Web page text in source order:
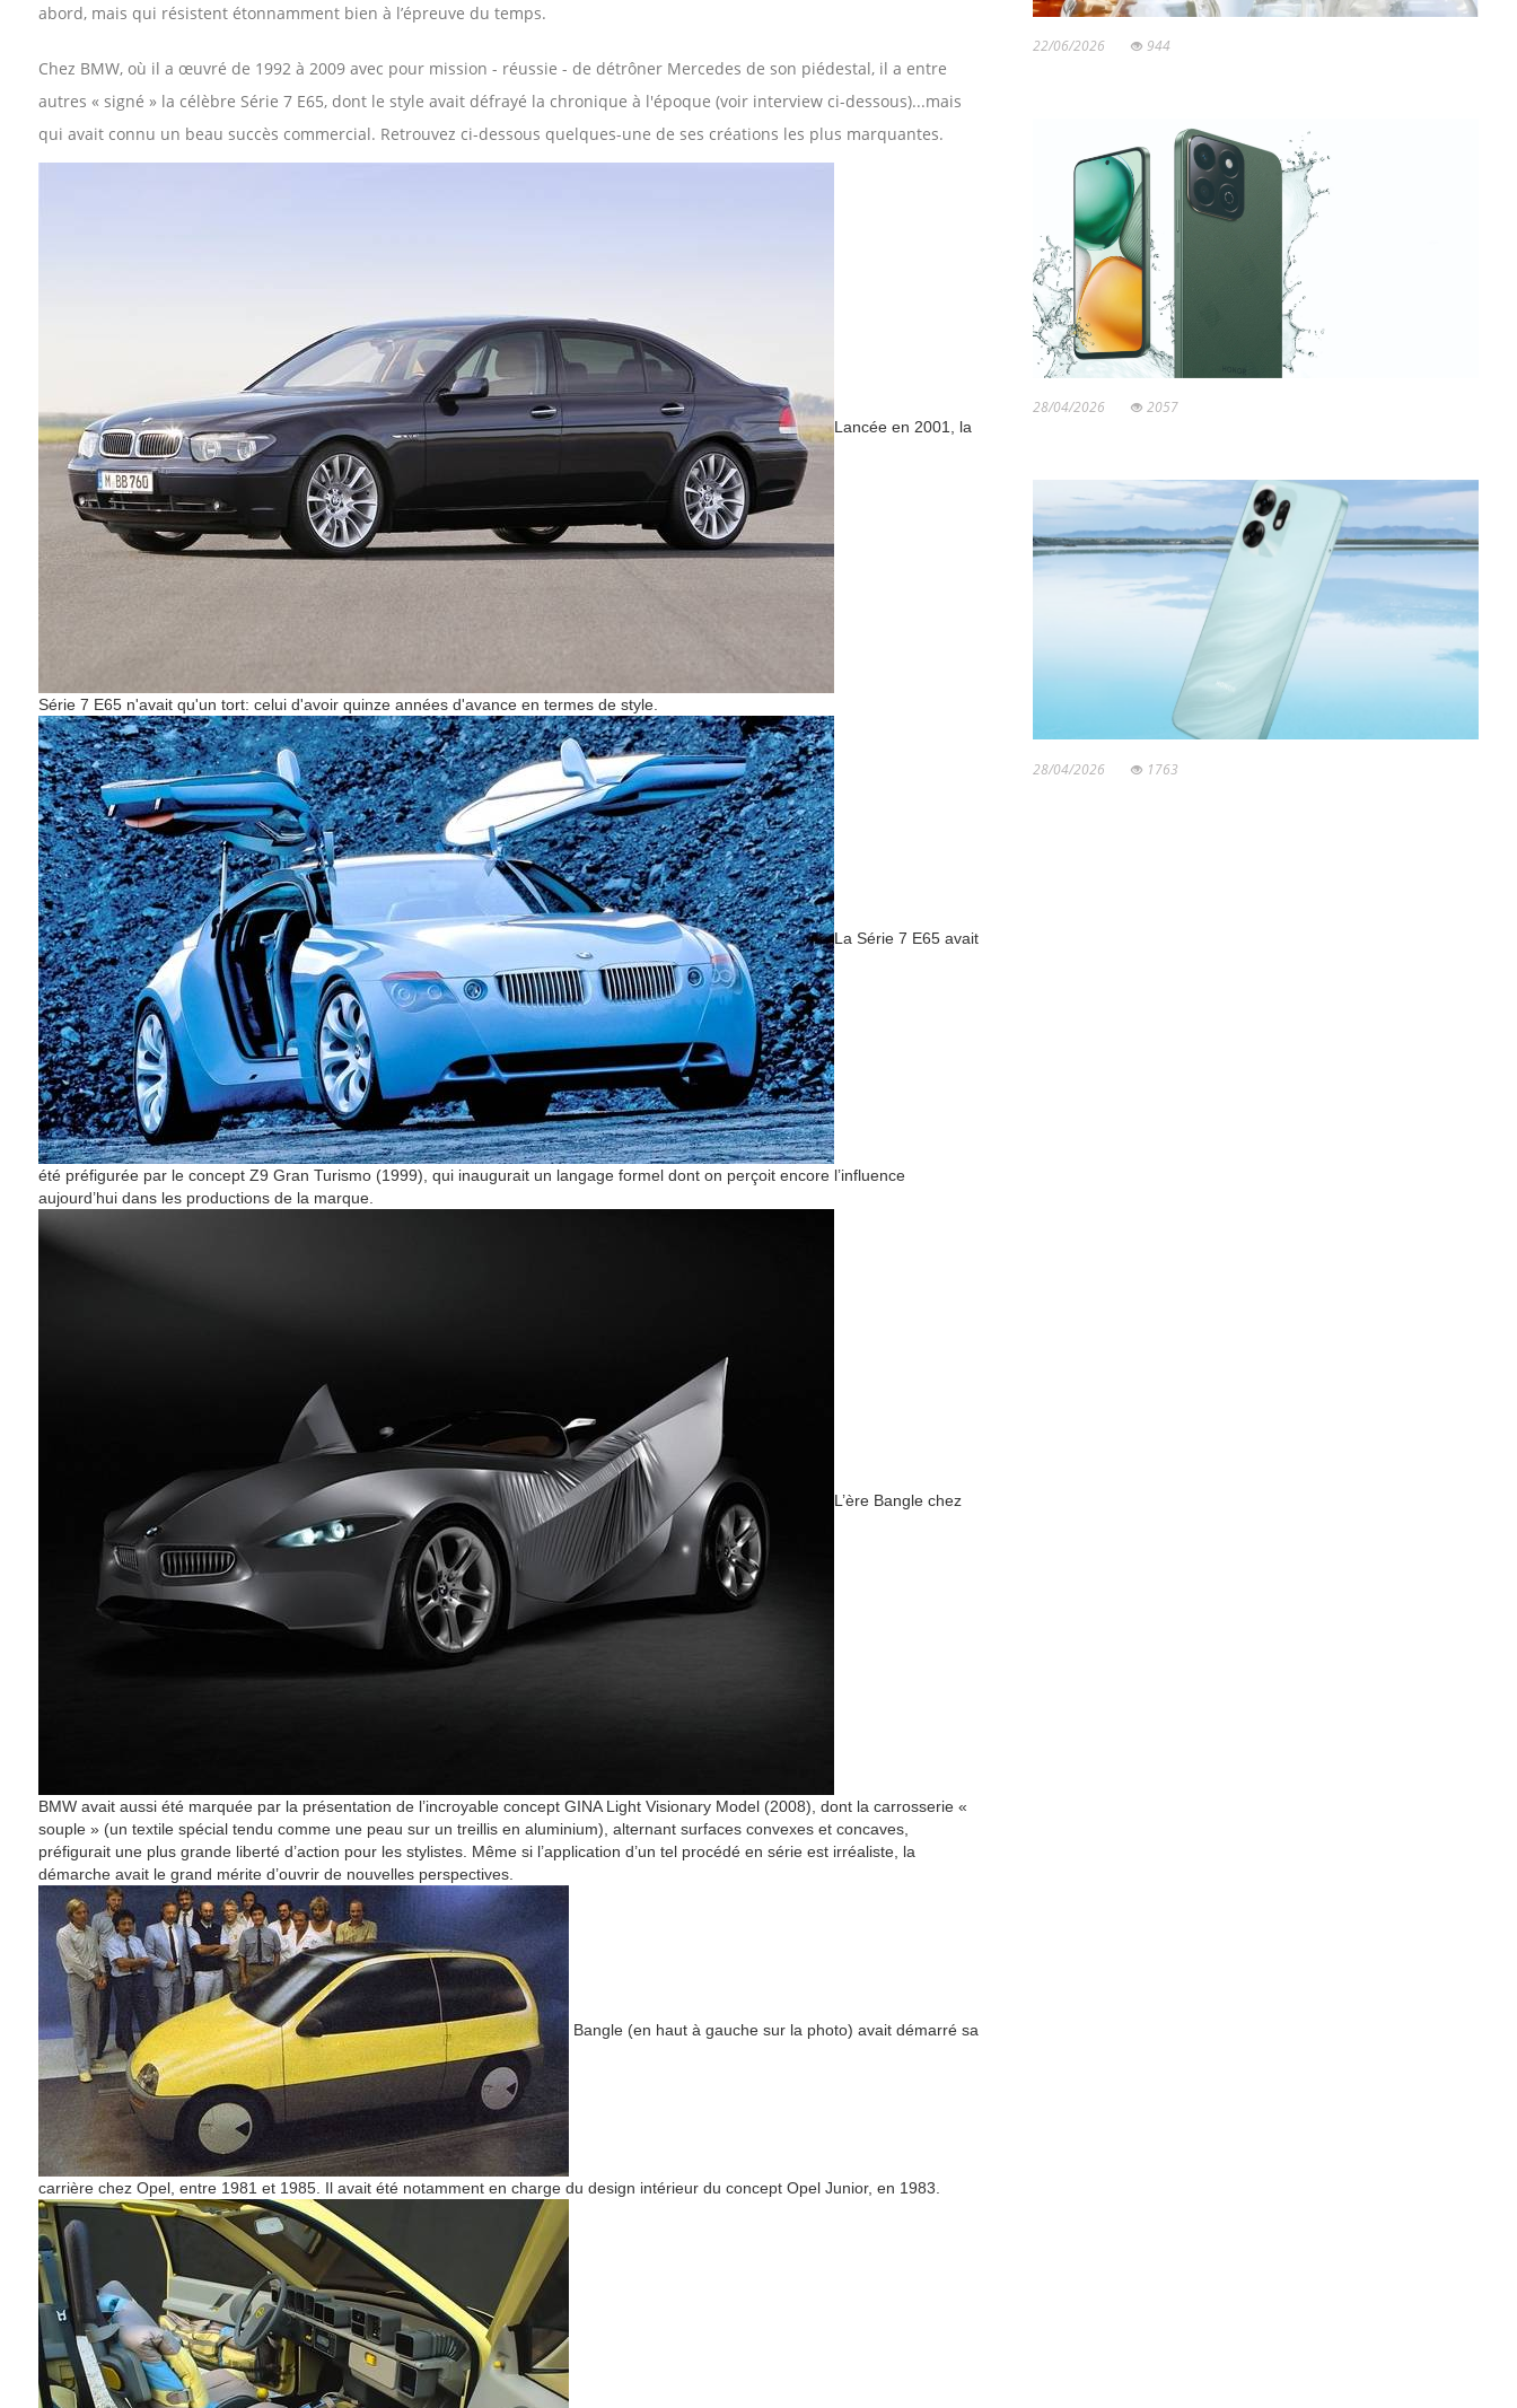
abord, mais qui résistent étonnamment bien à l’épreuve du temps.
Chez BMW, où il a œuvré de 1992 à 2009 avec pour mission - réussie - de détrôner Mercedes de son piédestal, il a entre
autres « signé » la célèbre Série 7 E65, dont le style avait défrayé la chronique à l'époque (voir interview ci-dessous)...mais
qui avait connu un beau succès commercial. Retrouvez ci-dessous quelques-une de ses créations les plus marquantes.
Lancée en 2001, la
Série 7 E65 n'avait qu'un tort: celui d'avoir quinze années d'avance en termes de style.
La Série 7 E65 avait
été préfigurée par le concept Z9 Gran Turismo (1999), qui inaugurait un langage formel dont on perçoit encore l’influence
aujourd’hui dans les productions de la marque.
L’ère Bangle chez
BMW avait aussi été marquée par la présentation de l’incroyable concept GINA Light Visionary Model (2008), dont la carrosserie «
souple » (un textile spécial tendu comme une peau sur un treillis en aluminium), alternant surfaces convexes et concaves,
préfigurait une plus grande liberté d’action pour les stylistes. Même si l’application d’un tel procédé en série est irréaliste, la
démarche avait le grand mérite d’ouvrir de nouvelles perspectives.
Bangle (en haut à gauche sur la photo) avait démarré sa
carrière chez Opel, entre 1981 et 1985. Il avait été notamment en charge du design intérieur du concept Opel Junior, en 1983.
22/06/2026 944
28/04/2026 2057
28/04/2026 1763